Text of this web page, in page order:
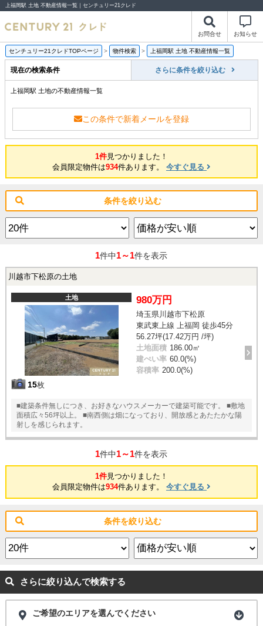
上福岡駅 土地 不動産情報一覧｜センチュリー21クレド
お問合せ お知らせ
センチュリー21クレドTOPページ > 物件検索 > 上福岡駅 土地 不動産情報一覧
現在の検索条件 さらに条件を絞り込む
上福岡駅 土地の不動産情報一覧
この条件で新着メールを登録
1件見つかりました！
会員限定物件は934件あります。 今すぐ見る
条件を絞り込む
1件中1～1件を表示
川越市下松原の土地
土地
15枚
980万円
埼玉県川越市下松原
東武東上線 上福岡 徒歩45分
56.27坪(17.42万円 /坪)
土地面積 186.00㎡
建ぺい率 60.0(%)
容積率 200.0(%)
■建築条件無しにつき、お好きなハウスメーカーで建築可能です。 ■敷地
面積広々56坪以上。 ■南西側は畑になっており、開放感とあたたかな陽
射しを感じられます。
1件中1～1件を表示
1件見つかりました！
会員限定物件は934件あります。 今すぐ見る
条件を絞り込む
さらに絞り込んで検索する
ご希望のエリアを選んでください